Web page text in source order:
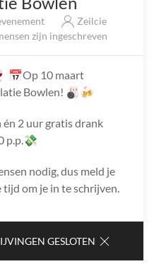
Zeilcie
zijn ingeschreven
📅Op 10 maart
Bowlen! 🎳🍻
én 2 uur gratis drank
p.p.💸
nodig, dus meld je
om je in te schrijven.
GESLOTEN